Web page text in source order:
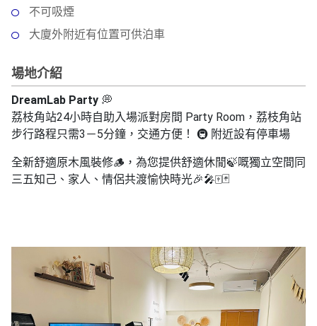
系
列
聚
會
及
拍
拖
廳
新
不可吸煙
大廈外附近有位置可供泊車
場地介紹
DreamLab Party 💭
荔枝角站24小時自助入場派對房間 Party Room， 荔枝角站
步行路程只需3－5分鐘，交通方便！ 🚇 附近設有停車場
全新舒適原木風裝修🪵， 為您提供舒適休閒🍃嘅獨立空間同
三五知己、家人、情侶共渡愉快時光🎉🎤🀄️🃏